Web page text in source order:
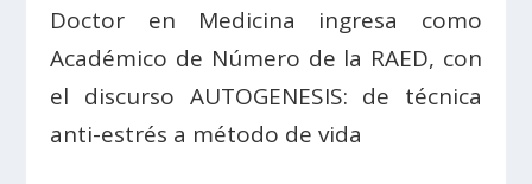
Doctor en Medicina ingresa como
Académico de Número de la RAED, con
el discurso AUTOGENESIS: de técnica
anti-estrés a método de vida